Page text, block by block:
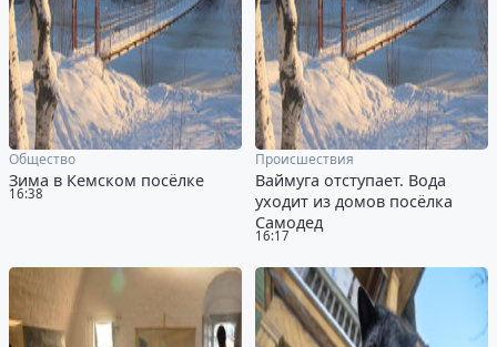
16:38
Общество
Зима в Кемском посёлке
16:17
Происшествия
Ваймуга отступает. Вода
уходит из домов посёлка
Самодед